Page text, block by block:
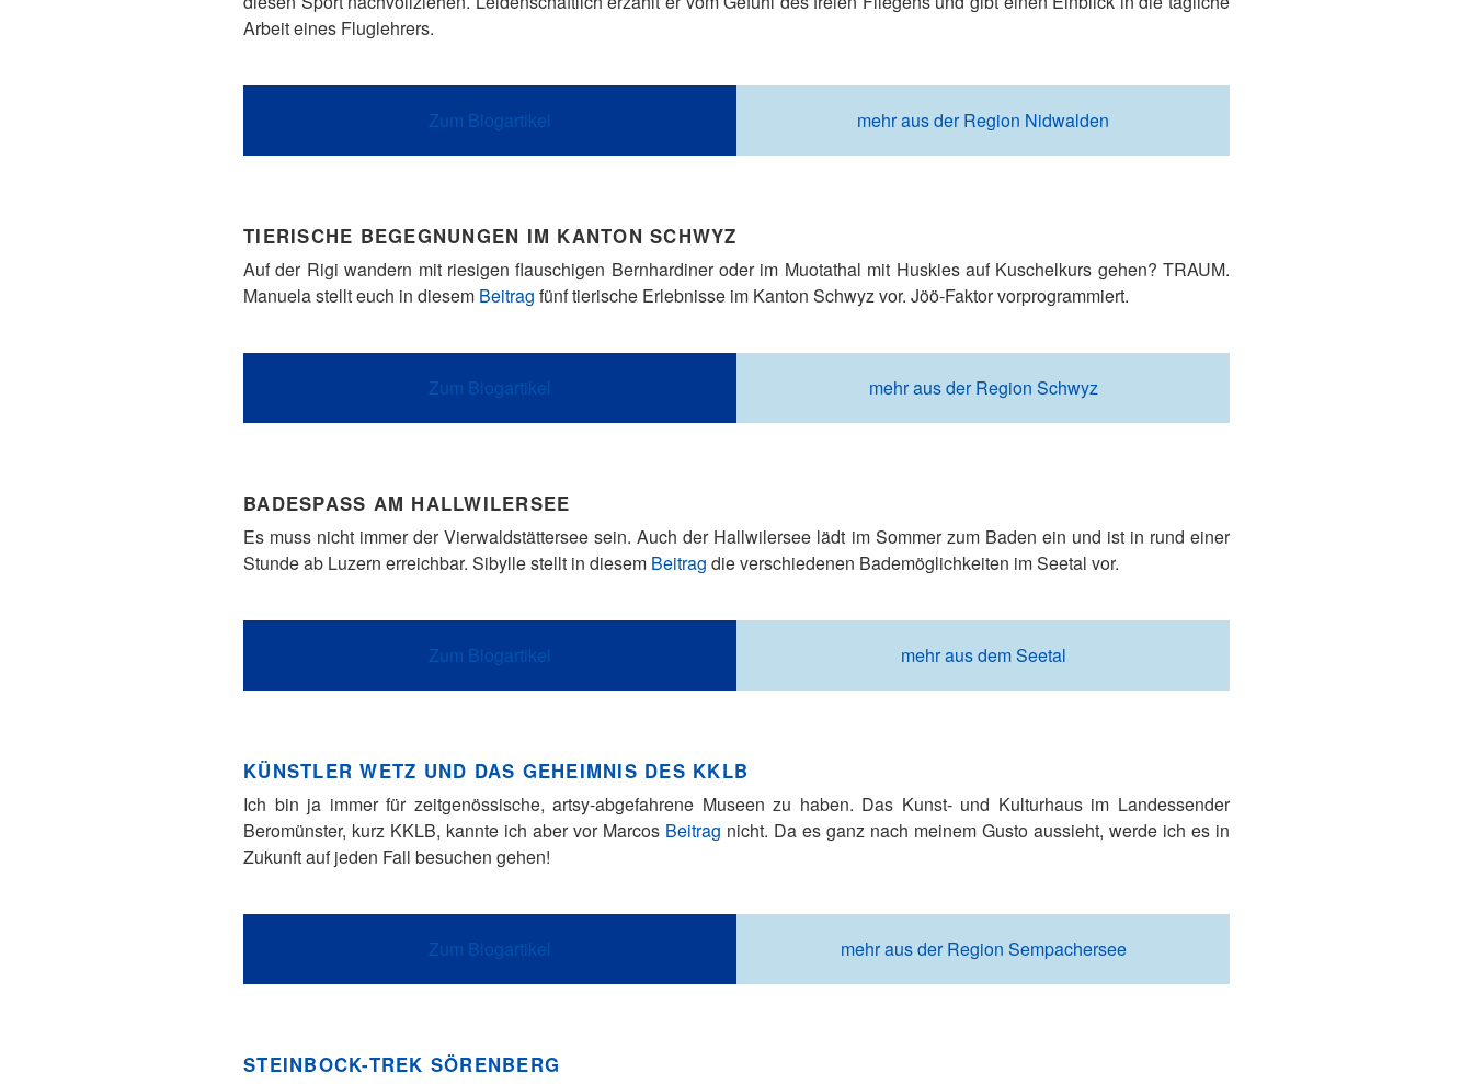
Arbeit eines Fluglehrers.
Zum Blogartikel mehr aus der Region Nidwalden
TIERISCHE BEGEGNUNGEN IM KANTON SCHWYZ
Auf der Rigi wandern mit riesigen flauschigen Bernhardiner oder im Muotathal mit Huskies auf Kuschelkurs gehen? TRAUM.
Manuela stellt euch in diesem Beitrag fünf tierische Erlebnisse im Kanton Schwyz vor. Jöö-Faktor vorprogrammiert.
Zum Blogartikel mehr aus der Region Schwyz
BADESPASS AM HALLWILERSEE
Es muss nicht immer der Vierwaldstättersee sein. Auch der Hallwilersee lädt im Sommer zum Baden ein und ist in rund einer
Stunde ab Luzern erreichbar. Sibylle stellt in diesem Beitrag die verschiedenen Bademöglichkeiten im Seetal vor.
Zum Blogartikel mehr aus dem Seetal
KÜNSTLER WETZ UND DAS GEHEIMNIS DES KKLB
Ich bin ja immer für zeitgenössische, artsy-abgefahrene Museen zu haben. Das Kunst- und Kulturhaus im Landessender
Beromünster, kurz KKLB, kannte ich aber vor Marcos Beitrag nicht. Da es ganz nach meinem Gusto aussieht, werde ich es in
Zukunft auf jeden Fall besuchen gehen!
Zum Blogartikel mehr aus der Region Sempachersee
STEINBOCK-TREK SÖRENBERG